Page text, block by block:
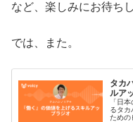
など、楽しみにお待ち
では、また。
タカ
ルア
「日
るタカ
ための